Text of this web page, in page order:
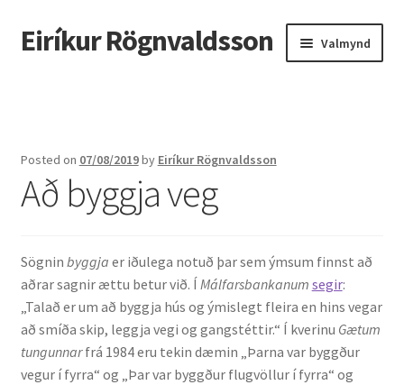
Fara
beint
Hoppa
yfir
Eiríkur Rögnvaldsson Valmynd
Ætt
Kennsla
Kennd námskeið
Posted on 07/08/2019by Eiríkur Rögnvaldsson
Að byggja veg
Sögnin byggja er iðulega notuð þar sem ýmsum finnst að
aðrar sagnir ættu betur við. Í Málfarsbankanum segir:
„Talað er um að byggja hús og ýmislegt fleira en hins vegar
að smíða skip, leggja vegi og gangstéttir.“ Í kverinu Gætum
tungunnarfrá 1984 eru tekin dæmin „Þarna var byggður
vegur í fyrra“ og „Þar var byggður flugvöllur í fyrra“ og